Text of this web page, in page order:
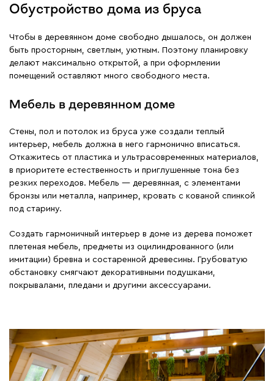
Обустройство дома из бруса
Чтобы в деревянном доме свободно дышалось, он должен
быть просторным, светлым, уютным. Поэтому планировку
делают максимально открытой, а при оформлении
помещений оставляют много свободного места.
Мебель в деревянном доме
Стены, пол и потолок из бруса уже создали теплый
интерьер, мебель должна в него гармонично вписаться.
Откажитесь от пластика и ультрасовременных материалов,
в приоритете естественность и приглушенные тона без
резких переходов. Мебель — деревянная, с элементами
бронзы или металла, например, кровать с кованой спинкой
под старину.
Создать гармоничный интерьер в доме из дерева поможет
плетеная мебель, предметы из оцилиндрованного (или
имитации) бревна и состаренной древесины. Грубоватую
обстановку смягчают декоративными подушками,
покрывалами, пледами и другими аксессуарами.